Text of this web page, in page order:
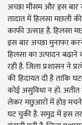
अच्छा मौसम और इस
तादात में हिलसा मछली
काफी उत्साह है. हिलसा
इस बार अच्छा मुनाफा
हिलसा का उत्पादन
रही है. जिला प्रशासन ने
की हिदायत दी है ताकि
कोई असुविधा न हो.
लेकर मछुआरों में होड़ मचने
घट चुकी है. समुद्र में इस